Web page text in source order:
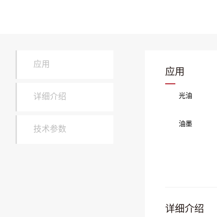
应用
详细介绍
技术参数
应用
光油
油墨
详细介绍